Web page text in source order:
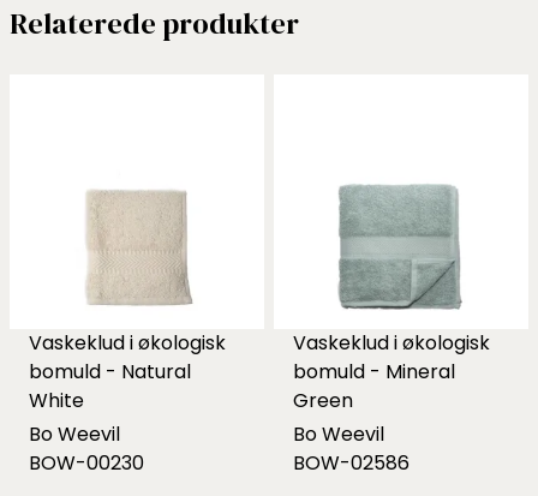
Relaterede produkter
Vaskeklud i økologisk
bomuld - Natural
White
Bo Weevil
BOW-00230
Vaskeklud i økologisk
bomuld - Mineral
Green
Bo Weevil
BOW-02586